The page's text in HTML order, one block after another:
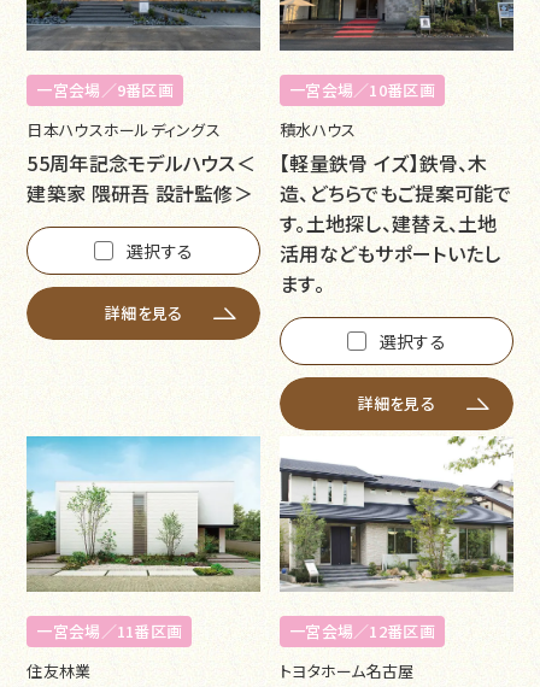
一宮会場／9番区画
日本ハウスホールディングス
55周年記念モデルハウス＜
建築家 隈研吾 設計監修＞
選択する
詳細を見る
一宮会場／10番区画
積水ハウス
【軽量鉄骨 イズ】鉄骨、木
造、どちらでもご提案可能で
す。土地探し、建替え、土地
活用などもサポートいたし
ます。
選択する
詳細を見る
一宮会場／11番区画
住友林業
一宮会場／12番区画
トヨタホーム名古屋